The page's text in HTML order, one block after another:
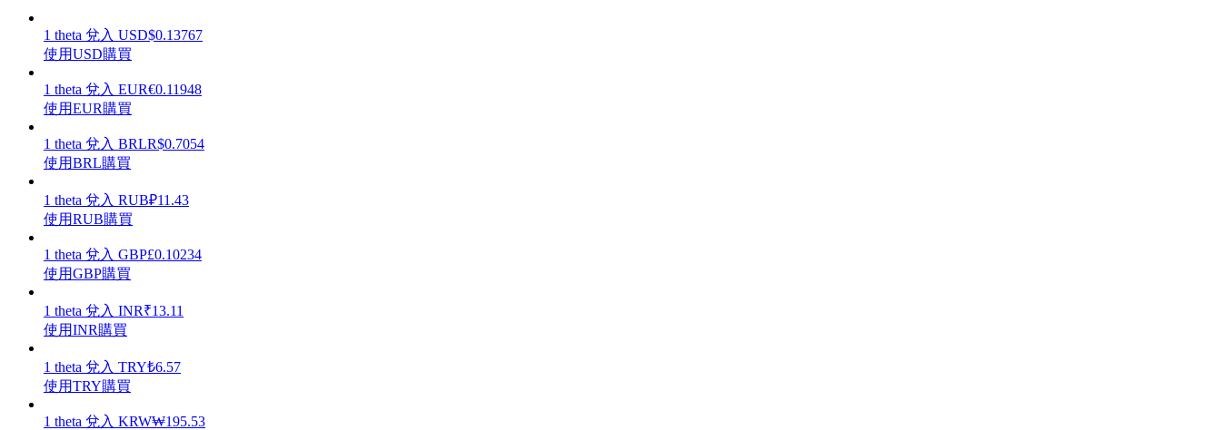
學習如何保持盈利
1 theta 兌入 USD$0.13767
使用USD購買
1 theta 兌入 EUR€0.11948
使用EUR購買
1 theta 兌入 BRLR$0.7054
使用BRL購買
1 theta 兌入 RUB₽11.43
使用RUB購買
1 theta 兌入 GBP£0.10234
使用GBP購買
1 theta 兌入 INR₹13.11
使用INR購買
1 theta 兌入 TRY₺6.57
使用TRY購買
1 theta 兌入 KRW₩195.53